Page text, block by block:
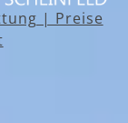
| Preise